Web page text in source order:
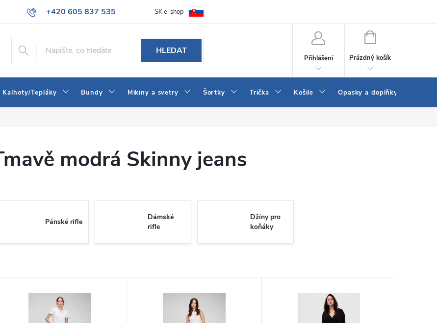
+420 605 837 535
info@jeans-shop.cz
Obchodní podmínky Naše prodejna Blog Kontakt
SK e-shop
HLEDAT
Přihlášení
NÁKUPNÍ
Prázdný košík
Kalhoty/Tepláky Bundy Mikiny a svetry Šortky Trička Košile Opasky a doplňky
modrá Skinny jeans
Pánské rifle
Dámské
rifle
Džíny pro
koňáky